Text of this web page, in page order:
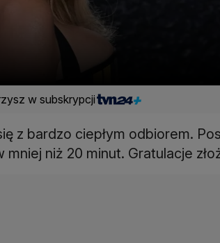
w subskrypcji
z bardzo ciepłym odbiorem.
mniej niż 20 minut. Gratulacje